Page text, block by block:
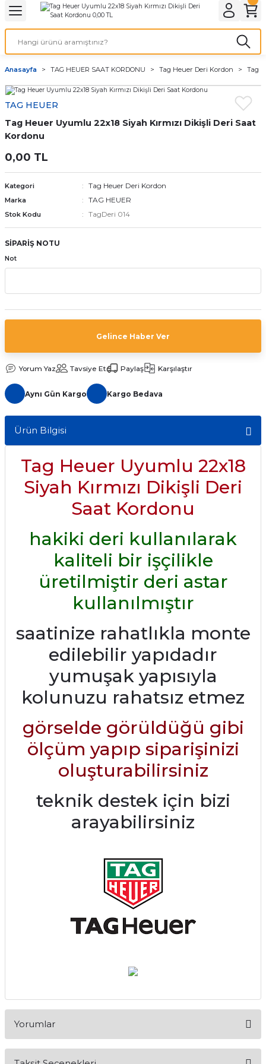
Geri Dön
& ELEKTİRİK AYDINLATMA & ELEKTRİK
Geri Dön
ve Cihaz Pilleri
ÇEŞİTLERİ
ÇEŞİTLERİ
Geri Dön
Geri Dön
Kordon Çeşitleri
Kordonları
Kordonu
saat kordonu
Anasayfa TAG HEUER SAAT KORDONU Tag Heuer Deri Kordon Tag
TAG HEUER
Tag Heuer Uyumlu 22x18 Siyah Kırmızı Dikişli Deri Saat
Kordonu
0,00 TL
Kategori Tag Heuer Deri Kordon
Marka TAG HEUER
Stok Kodu TagDeri 014
SİPARİŞ NOTU
Not
Gelince Haber Ver
Yorum Yaz Tavsiye Et Paylaş Karşılaştır
Aynı Gün Kargo Kargo Bedava
Ürün Bilgisi
Tag Heuer Uyumlu 22x18
Siyah Kırmızı Dikişli Deri
Saat Kordonu
hakiki deri kullanılarak
kaliteli bir işçilikle
üretilmiştir deri astar
kullanılmıştır
saatinize rahatlıkla monte
edilebilir yapıdadır
yumuşak yapısıyla
kolunuzu rahatsız etmez
görselde görüldüğü gibi
ölçüm yapıp siparişinizi
oluşturabilirsiniz
teknik destek için bizi
arayabilirsiniz
Yorumlar